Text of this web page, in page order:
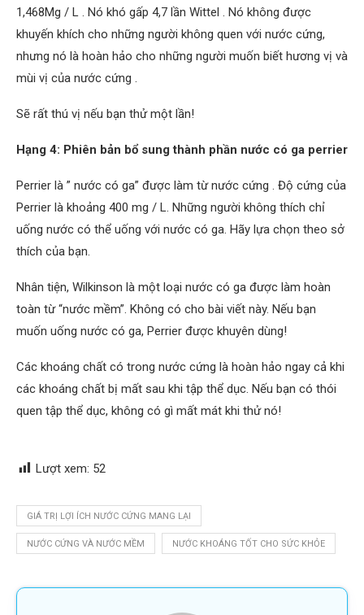
1,468Mg / L . Nó khó gấp 4,7 lần Wittel . Nó không được
khuyến khích cho những người không quen với nước cứng,
nhưng nó là hoàn hảo cho những người muốn biết hương vị và
mùi vị của nước cứng .
Sẽ rất thú vị nếu bạn thử một lần!
Hạng 4: Phiên bản bổ sung thành phần nước có ga perrier
Perrier là ” nước có ga” được làm từ nước cứng . Độ cứng của
Perrier là khoảng 400 mg / L. Những người không thích chỉ
uống nước có thể uống với nước có ga. Hãy lựa chọn theo sở
thích của bạn.
Nhân tiện, Wilkinson là một loại nước có ga được làm hoàn
toàn từ “nước mềm”. Không có cho bài viết này. Nếu bạn
muốn uống nước có ga, Perrier được khuyên dùng!
Các khoáng chất có trong nước cứng là hoàn hảo ngay cả khi
các khoáng chất bị mất sau khi tập thể dục. Nếu bạn có thói
quen tập thể dục, không có gì mất mát khi thử nó!
Lượt xem: 52
GIÁ TRỊ LỢI ÍCH NƯỚC CỨNG MANG LẠI
NƯỚC CỨNG VÀ NƯỚC MỀM NƯỚC KHOÁNG TỐT CHO SỨC KHỎE